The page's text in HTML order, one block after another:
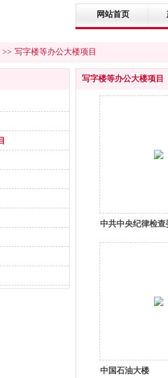
网站首页
>> 写字楼等办公大楼项目
写字楼等办公大楼项目
中共中央纪律检
中国石油大楼